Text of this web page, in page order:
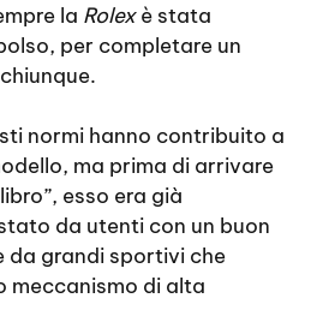
la Rolexè stata
per completare un
normi hanno contribuito a
ma prima di arrivare
esso era già
da utenti con un buon
da grandi sportivi che
meccanismo di alta